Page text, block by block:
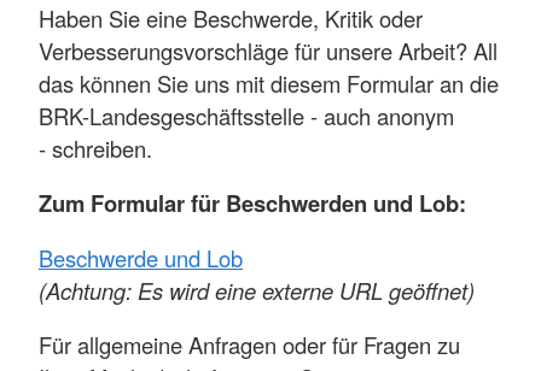
Haben Sie eine Beschwerde, Kritik oder
Verbesserungs­vorschläge für unsere Arbeit? All
das können Sie uns mit diesem Formular an die
BRK-Landesgeschäftsstelle - auch anonym
- schreiben.
Zum Formular für Beschwerden und Lob:
Beschwerde und Lob
(Achtung: Es wird eine externe URL geöffnet)
Für allgemeine Anfragen oder für Fragen zu